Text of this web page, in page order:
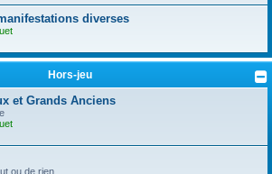
diverses
Hors-jeu
et Grands Anciens
ou de rien